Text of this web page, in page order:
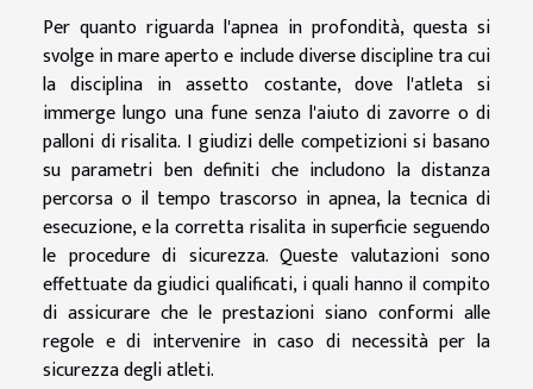
Per quanto riguarda l'apnea in profondità, questa si
svolge in mare aperto e include diverse discipline tra cui
la disciplina in assetto costante, dove l'atleta si
immerge lungo una fune senza l'aiuto di zavorre o di
palloni di risalita. I giudizi delle competizioni si basano
su parametri ben definiti che includono la distanza
percorsa o il tempo trascorso in apnea, la tecnica di
esecuzione, e la corretta risalita in superficie seguendo
le procedure di sicurezza. Queste valutazioni sono
effettuate da giudici qualificati, i quali hanno il compito
di assicurare che le prestazioni siano conformi alle
regole e di intervenire in caso di necessità per la
sicurezza degli atleti.